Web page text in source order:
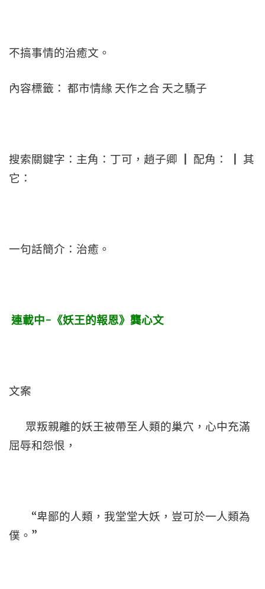
不搞事情的治癒文。
內容標籤： 都市情緣 天作之合 天之驕子
搜索關鍵字：主角：丁可，趙子卿 ┃ 配角： ┃ 其
它：
一句話簡介：治癒。
連載中-《妖王的報恩》龔心文
文案
眾叛親離的妖王被帶至人類的巢穴，心中充滿
屈辱和怨恨，
“卑鄙的人類，我堂堂大妖，豈可於一人類為
僕。”